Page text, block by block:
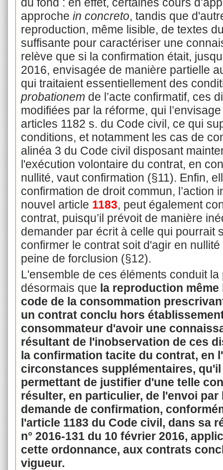
approche in concreto, tandis que
reproduction, même lisible, de textes
suffisante pour caractériser une
relève que si la confirmation était,
2016, envisagée de manière partielle
qui traitaient essentiellement des
probationem de l’acte confirmatif, ces
modifiées par la réforme, qui
articles 1182 s. du Code civil, ce qui
conditions, et notamment les cas de
alinéa 3 du Code civil disposant
l'exécution volontaire du contrat, en
nullité, vaut confirmation (§11). Enfin,
confirmation de droit commun, l’action
nouvel article 1183, peut également
contrat, puisqu’il prévoit de manière
demander par écrit à celle qui pourrait
confirmer le contrat soit d'agir en
peine de forclusion (§12).
L'ensemble de ces éléments conduit
désormais que la reproduction
code de la consommation
un contrat conclu hors
consommateur d'avoir une
résultant de l'inobservation de ces
la confirmation tacite du contrat, en
circonstances supplémentaires,
permettant de justifier d'une telle
résulter, en particulier, de l'envoi
demande de confirmation,
l'article 1183 du Code civil, dans sa
n° 2016-131 du 10 février 2016,
cette ordonnance, aux contrats
vigueur.